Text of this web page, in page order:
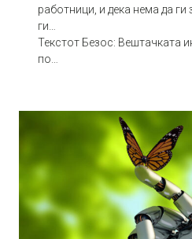
работници, и дека нема да ги
ги…
Текстот Безос: Вештачката
по…